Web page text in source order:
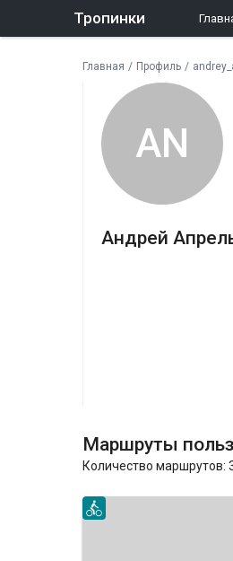
Тропинки
Главная / Профиль /
AN
Андрей
Маршруты
Количество маршрутов: